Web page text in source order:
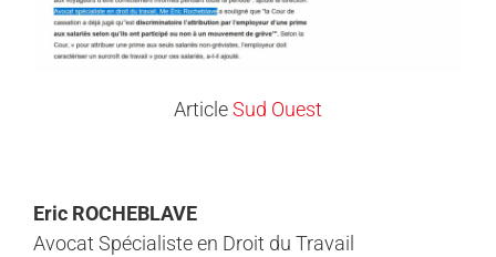
ArticleSud Ouest
Eric ROCHEBLAVE
Avocat Spécialiste en Droit du Travail